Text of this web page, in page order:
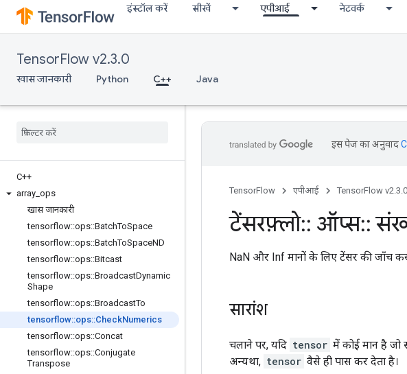
इंस्टॉल करें सीखें एपीआई नेटवर्क
TensorFlow v2.3.0
खास जानकारी Python C++ Java
C++
array ops
खास जानकारी
tensorflow::ops::BatchToSpace
tensorflow::ops::BatchToSpaceND
tensorflow::ops::Bitcast
tensorflow::ops::BroadcastDynamic
Shape
tensorflow::ops::BroadcastTo
tensorflow::ops::CheckNumerics
tensorflow::ops::Concat
tensorflow::ops::Conjugate
Transpose
इस पेज का अनुवाद
TensorFlow एपीआई TensorFlow v2.3.0
टेंसरफ़्लो:: ऑप्स::
NaN और Inf मानों के लिए टेंसर की जाँच
सारांश
चलाने पर, यदि tensor में कोई मान है जो
अन्यथा, tensor वैसे ही पास कर देता है।